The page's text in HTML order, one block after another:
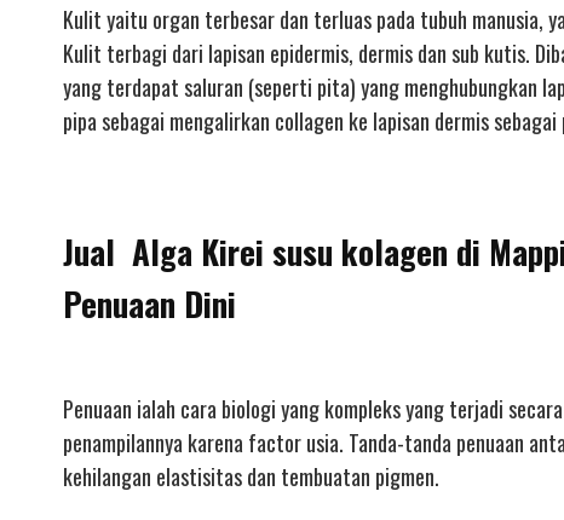
Kulit yaitu organ terbesar dan terluas pada tubuh manusia,
Kulit terbagi dari lapisan epidermis, dermis dan sub kutis.
yang terdapat saluran (seperti pita) yang menghubungkan
pipa sebagai mengalirkan collagen ke lapisan dermis
Jual Alga Kirei susu kolagen di
Penuaan Dini
Penuaan ialah cara biologi yang kompleks yang terjadi
penampilannya karena factor usia. Tanda-tanda penuaan
kehilangan elastisitas dan tembuatan pigmen.